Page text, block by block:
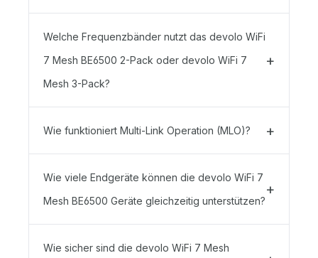
Welche Frequenzbänder nutzt das devolo WiFi
7 Mesh BE6500 2-Pack oder devolo WiFi 7
Mesh 3-Pack?
Wie funktioniert Multi-Link Operation (MLO)?
Wie viele Endgeräte können die devolo WiFi 7
Mesh BE6500 Geräte gleichzeitig unterstützen?
Wie sicher sind die devolo WiFi 7 Mesh